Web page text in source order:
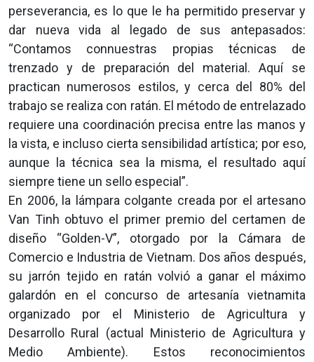
perseverancia, es lo que le ha permitido preservar y
dar nueva vida al legado de sus antepasados:
“Contamos connuestras propias técnicas de
trenzado y de preparación del material. Aquí se
practican numerosos estilos, y cerca del 80% del
trabajo se realiza con ratán. El método de entrelazado
requiere una coordinación precisa entre las manos y
la vista, e incluso cierta sensibilidad artística; por eso,
aunque la técnica sea la misma, el resultado aquí
siempre tiene un sello especial”.
En 2006, la lámpara colgante creada por el artesano
Van Tinh obtuvo el primer premio del certamen de
diseño “Golden-V”, otorgado por la Cámara de
Comercio e Industria de Vietnam. Dos años después,
su jarrón tejido en ratán volvió a ganar el máximo
galardón en el concurso de artesanía vietnamita
organizado por el Ministerio de Agricultura y
Desarrollo Rural (actual Ministerio de Agricultura y
Medio Ambiente). Estos reconocimientos